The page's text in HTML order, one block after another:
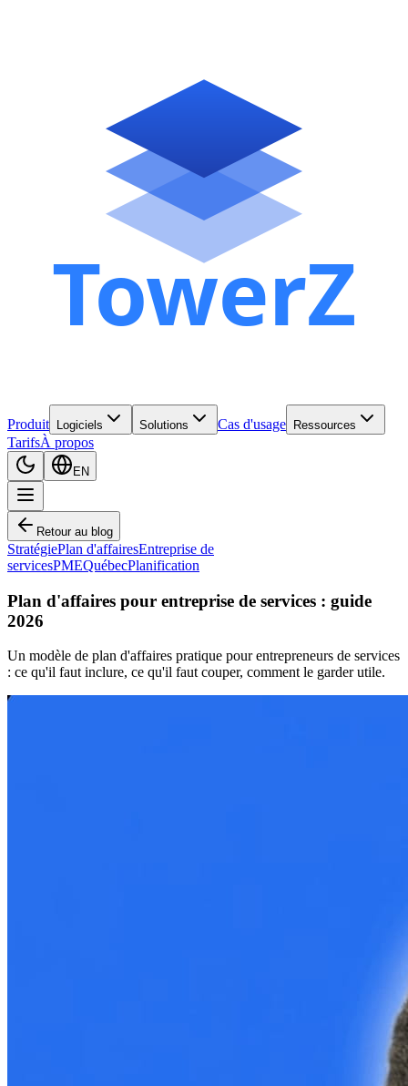
Produit Logiciels Solutions Cas d'usage Ressources
TarifsÀ propos
EN
Retour au blog
StratégiePlan d'affairesEntreprise de
servicesPMEQuébecPlanification
Plan d'affaires pour entreprise de services : guide
2026
Un modèle de plan d'affaires pratique pour entrepreneurs de services
: ce qu'il faut inclure, ce qu'il faut couper, comment le garder utile.